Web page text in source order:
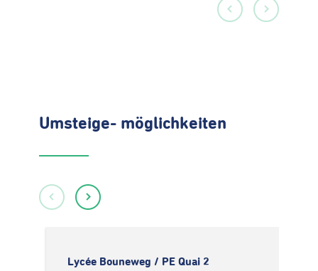
Umsteige- möglichkeiten
Lycée Bouneweg / PE Quai 2